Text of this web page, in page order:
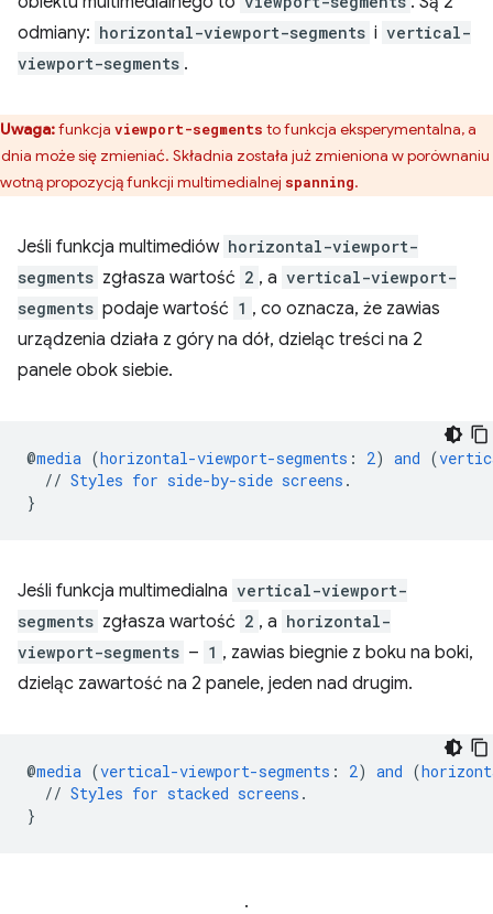
odmiany: horizontal-viewport-segments i vertical-
viewport-segments .
Uwaga:funkcja viewport-segments to funkcja eksperymentalna, a
może się zmieniać. Składnia została już zmieniona w
propozycją funkcji multimedialnej spanning.
Jeśli funkcja multimediów horizontal-viewport-
segments zgłasza wartość 2 , a vertical-viewport-
segments podaje wartość 1 , co oznacza, że zawias
urządzenia działa z góry na dół, dzieląc treści na 2
panele obok siebie.
@media (horizontal-viewport-segments : 2) and (
// Styles for side-by-side screens .
}
Jeśli funkcja multimedialna vertical-viewport-
segments zgłasza wartość 2 , a horizontal-
viewport-segments – 1 , zawias biegnie z boku na boki,
dzieląc zawartość na 2 panele, jeden nad drugim.
@media (vertical-viewport-segments : 2) and (
// Styles for stacked screens .
}
.